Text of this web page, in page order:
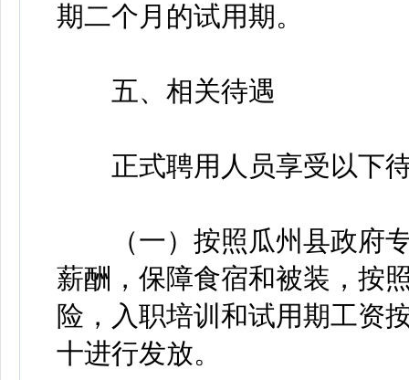
期二个月的试用期。
五、相关待遇
正式聘用人员享受以下
（一）按照瓜州县政府专
薪酬，保障食宿和被装，按
险，入职培训和试用期工资
十进行发放。